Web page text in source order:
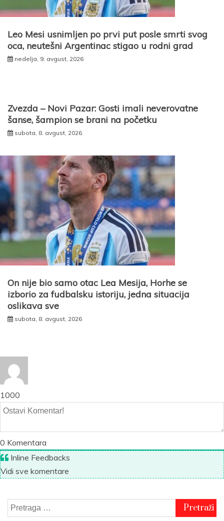
Leo Mesi usnimljen po prvi put posle smrti svog
oca, neutešni Argentinac stigao u rodni grad
nedelja, 9. avgust, 2026
Zvezda – Novi Pazar: Gosti imali neverovatne
šanse, šampion se brani na početku
subota, 8. avgust, 2026
On nije bio samo otac Lea Mesija, Horhe se
izborio za fudbalsku istoriju, jedna situacija
oslikava sve
subota, 8. avgust, 2026
1000
0 Komentara
Inline Feedbacks
Vidi sve komentare
Pretraga
za: